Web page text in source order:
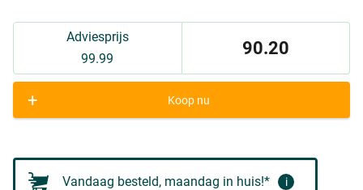
Adviesprijs
99.99
90.20
+ Koop nu
Vandaag besteld, maandag in huis!* i